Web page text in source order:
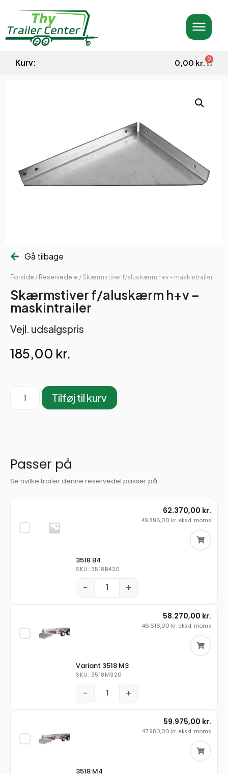
Kurv: 0,00 kr. 0
Gå tilbage
Forside / Reservedele / Skærmstiver f/aluskærm h+v – maskintrailer
Skærmstiver f/aluskærm h+v –
maskintrailer
Vejl. udsalgspris
185,00 kr.
Tilføj til kurv
Passer på
Se hvilke trailer denne reservedel passer på.
3518 B4
SKU: 3518B420
− +
62.370,00 kr.
49.896,00 kr. ekskl. moms
Variant 3518 M3
SKU: 3518M320
− +
58.270,00 kr.
46.616,00 kr. ekskl. moms
3518 M4
59.975,00 kr.
47.980,00 kr. ekskl. moms